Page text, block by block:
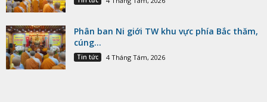
Phân ban Ni giới TW khu vực phía Bắc thăm,
cúng...
Tin tức 4 Tháng Tám, 2026